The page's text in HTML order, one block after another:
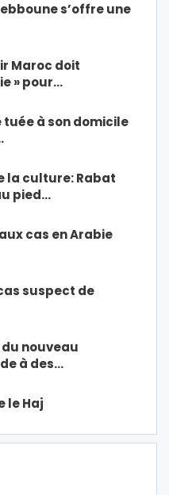
s’offre une
Maroc doit
» pour…
à son domicile
la culture: Rabat
pied…
cas en Arabie
suspect de
nouveau
à des…
le Haj